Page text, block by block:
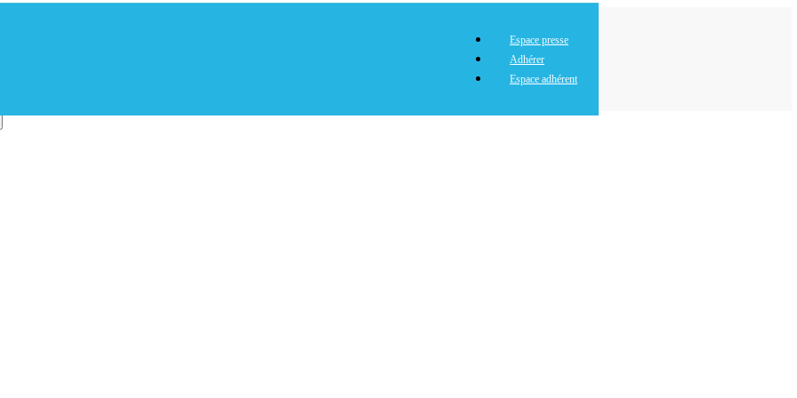
Espace presse
Adhérer
Espace adhérent